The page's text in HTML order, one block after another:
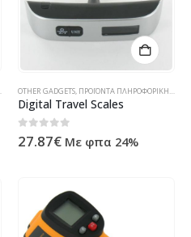
OTHER GADGETS, ΠΡΟΪΌΝΤΑ ΠΛΗΡΟΦΟΡΙΚΉΣ - ΚΙΝΗΤΉΣ ΤΗΛΕΦΩΝΊΑΣ - ΗΛΕΚΤΡΟΝΙΚΆ
Digital Travel Scales
0out of 5
27.87€ Με φπα 24%